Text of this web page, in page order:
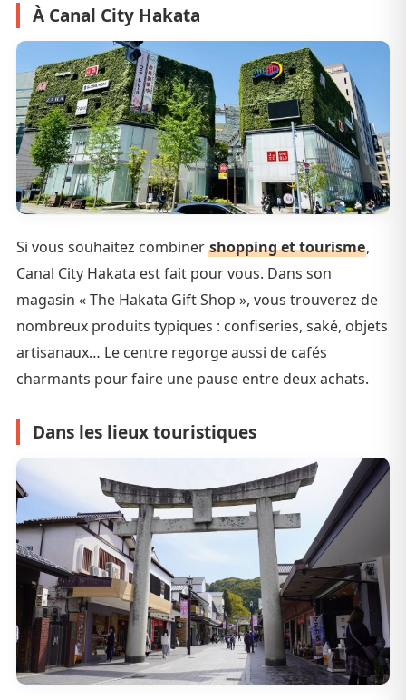
À Canal City Hakata
Si vous souhaitez combiner shopping et tourisme,
Canal City Hakata est fait pour vous. Dans son
magasin « The Hakata Gift Shop », vous trouverez de
nombreux produits typiques : confiseries, saké, objets
artisanaux… Le centre regorge aussi de cafés
charmants pour faire une pause entre deux achats.
Dans les lieux touristiques